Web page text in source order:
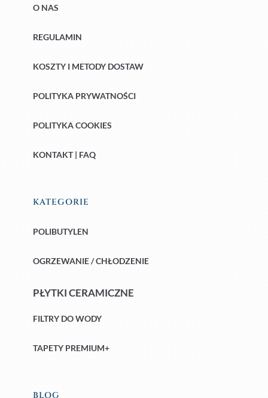
O NAS
REGULAMIN
KOSZTY I METODY DOSTAW
POLITYKA PRYWATNOŚCI
POLITYKA COOKIES
KONTAKT | FAQ
KATEGORIE
POLIBUTYLEN
OGRZEWANIE / CHŁODZENIE
PŁYTKI CERAMICZNE
FILTRY DO WODY
TAPETY PREMIUM+
BLOG